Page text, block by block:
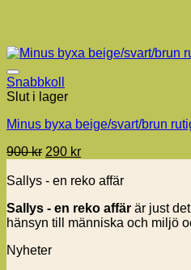
Snabbkoll
Slut i lager
Minus byxa beige/svart/brun
900kr Det
priset
900 kr.
290 krDet
priset
290 kr.
Sallys - en reko affär
Sallys - en reko affär är just
hänsyn till människa och miljö
Nyheter